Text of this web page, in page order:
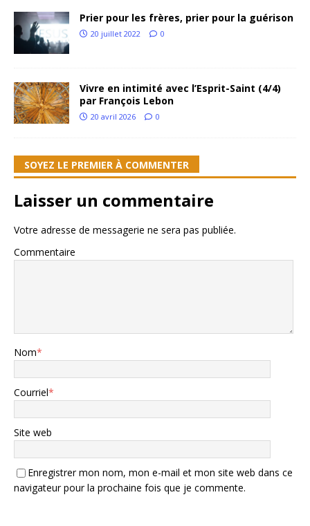
Prier pour les frères, prier pour la guérison
20 juillet 2022 0
Vivre en intimité avec l’Esprit-Saint (4/4)
par François Lebon
20 avril 2026 0
SOYEZ LE PREMIER À COMMENTER
Laisser un commentaire
Votre adresse de messagerie ne sera pas publiée.
Commentaire
Nom*
Courriel*
Site web
Enregistrer mon nom, mon e-mail et mon site web dans ce
navigateur pour la prochaine fois que je commente.